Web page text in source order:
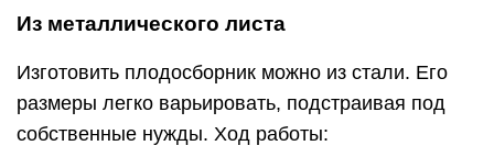
Из металлического листа
Изготовить плодосборник можно из стали. Его
размеры легко варьировать, подстраивая под
собственные нужды. Ход работы: